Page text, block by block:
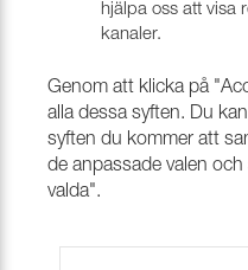
hjälpa oss att visa
kanaler.
Genom att klicka på
alla dessa syften. Du
syften du kommer att
de anpassade valen
valda".